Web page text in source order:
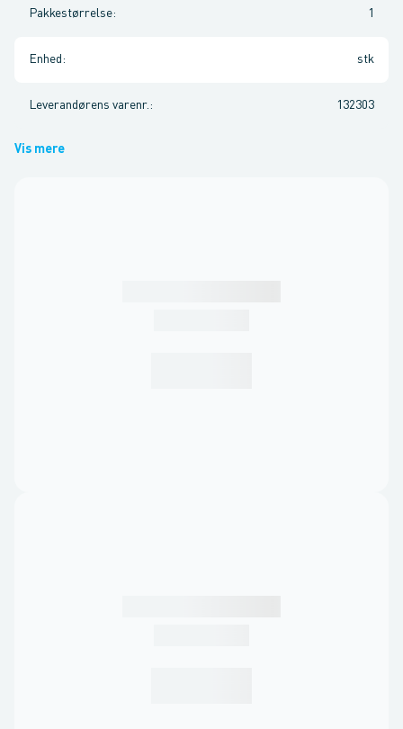
Pakkestørrelse: 1
Enhed : stk
Leverandørens varenr. : 132303
Vis mere